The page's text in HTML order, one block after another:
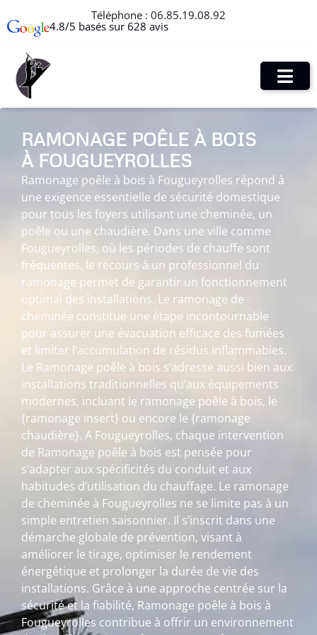
Téléphone : 06.85.19.08.92
4.8/5 basés sur 628 avis
RAMONAGE POÊLE À BOIS
À FOUGUEYROLLES
Ramonage poêle à bois à Fougueyrolles répond à
une exigence essentielle de sécurité domestique
pour tous les foyers utilisant une cheminée, un
poêle ou une chaudière. Dans une ville comme
Fougueyrolles, où les périodes de chauffe sont
fréquentes, le recours à un professionnel du
ramonage permet de garantir un fonctionnement
optimal des installations. Le ramonage de
cheminée constitue une étape incontournable
pour assurer une évacuation efficace des fumées
et limiter l’accumulation de résidus inflammables.
Le Ramonage poêle à bois s’adresse aussi bien aux
installations traditionnelles qu’aux équipements
modernes, incluant le ramonage poêle à bois, le
{ramonage insert} ou encore le {ramonage
chaudière}. A Fougueyrolles, chaque intervention
de Ramonage poêle à bois est pensée pour
s’adapter aux spécificités du conduit et aux
habitudes d’utilisation du chauffage. Le ramonage
de cheminée à Fougueyrolles ne se limite pas à un
simple entretien saisonnier. Il s’inscrit dans une
démarche globale de prévention, visant à
améliorer le tirage, optimiser le rendement
énergétique et prolonger la durée de vie des
installations. Grâce à une approche centrée sur la
sécurité et la fiabilité, Ramonage poêle à bois à
Fougueyrolles contribue à offrir un environnement